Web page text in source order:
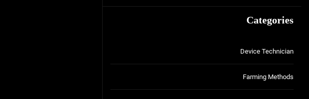
Categories
Device Technician
Farming Methods